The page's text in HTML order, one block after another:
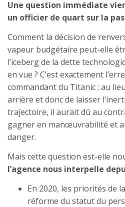
Une question immédiate
un officier de quart sur la
Comment la décision de
vapeur budgétaire peut-elle
l’iceberg de la dette
en vue ? C’est exactement
commandant du Titanic : au
arrière et donc de laisser
trajectoire, il aurait dû au
gagner en manœuvrabilité et
danger.
Mais cette question est-elle
l’agence nous interpelle
En 2020, les priorités de
réforme du statut du